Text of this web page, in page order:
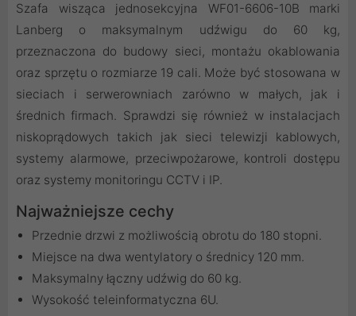
Szafa wisząca jednosekcyjna WF01-6606-10B marki
Lanberg o maksymalnym udźwigu do 60 kg,
przeznaczona do budowy sieci, montażu okablowania
oraz sprzętu o rozmiarze 19 cali. Może być stosowana w
sieciach i serwerowniach zarówno w małych, jak i
średnich firmach. Sprawdzi się również w instalacjach
niskoprądowych takich jak sieci telewizji kablowych,
systemy alarmowe, przeciwpożarowe, kontroli dostępu
oraz systemy monitoringu CCTV i IP.
Najważniejsze cechy
Przednie drzwi z możliwością obrotu do 180 stopni.
Miejsce na dwa wentylatory o średnicy 120 mm.
Maksymalny łączny udźwig do 60 kg.
Wysokość teleinformatyczna 6U.